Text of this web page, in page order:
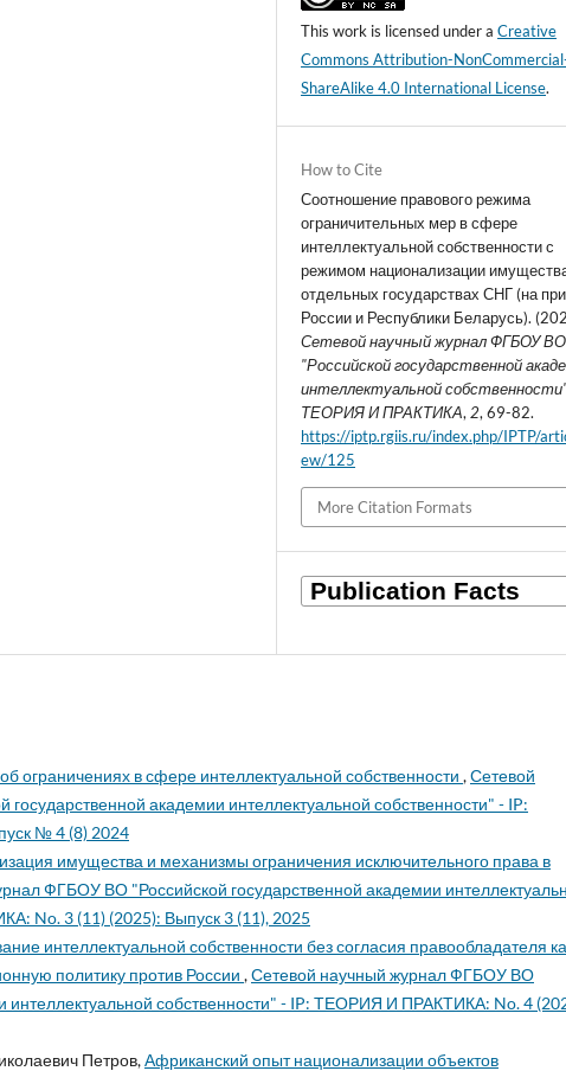
This work is licensed under aCreative
Commons Attribution-
ShareAlike 4.0 International License.
How to Cite
Соотношение правового режима
ограничительных мер в сфере
интеллектуальной собственности с
режимом национализации
отдельных государствах СНГ (на
России и Республики Беларусь).
Сетевой научный журнал ФГБОУ ВО
"Российской государственной
интеллектуальной
ТЕОРИЯ И ПРАКТИКА, 2, 69-82.
https://iptp.rgiis.ru/index.php/IPTP/
ew/125
More Citation Formats
ограничениях в сфере интеллектуальной собственности ,Сетевой
академии интеллектуальной собственности" - IP:
№ 4 (8) 2024
имущества и механизмы ограничения исключительного права в
ФГБОУ ВО "Российской государственной академии
No. 3 (11) (2025): Выпуск 3 (11), 2025
интеллектуальной собственности без согласия правообладателя
политику против России ,Сетевой научный журнал ФГБОУ ВО
интеллектуальной собственности" - IP: ТЕОРИЯ И ПРАКТИКА: No. 4
Петров,Африканский опыт национализации объектов